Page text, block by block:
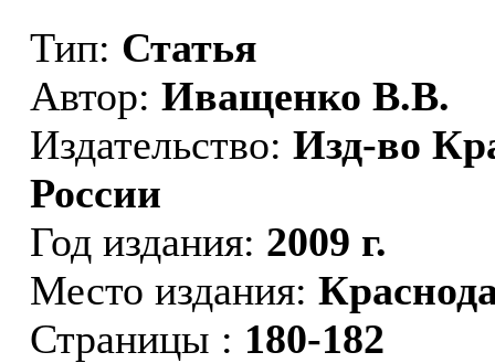
Тип: Статья
Автор: Иващенко В.В.
Издательство: Изд-во
России
Год издания: 2009 г.
Место издания:
Страницы : 180-182